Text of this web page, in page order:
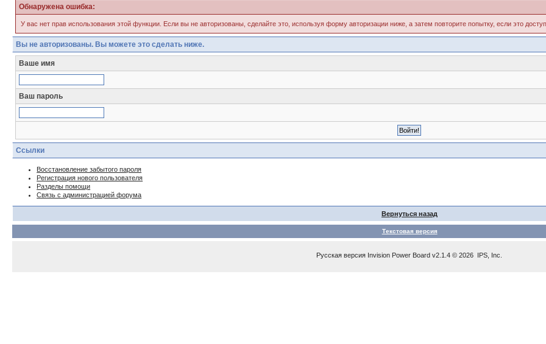
Обнаружена ошибка:
У вас нет прав использования этой функции. Если вы не авторизованы, сделайте это, используя форму авторизации ниже, а затем повторите попытку, если это
Вы не авторизованы. Вы можете это сделать ниже.
Ваше имя
Ваш пароль
Ссылки
Восстановление забытого пароля
Регистрация нового пользователя
Разделы помощи
Связь с администрацией форума
Вернуться назад
Текстовая версия
Русская версия Invision Power Board v2.1.4 © 2026 IPS, Inc.